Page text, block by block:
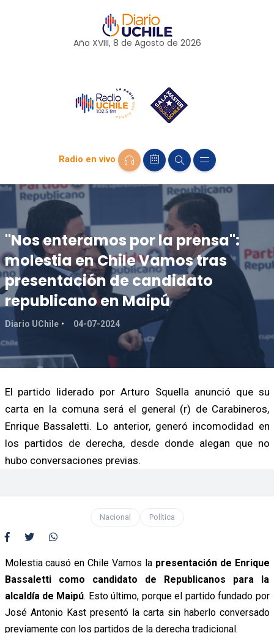
Año XVIII, 8 de Agosto de 2026
Radio en vivo
"Nos enteramos por la prensa":
molestia en Chile Vamos tras
presentación de candidato
republicano en Maipú
Diario UChile 04-07-2024
El partido liderado por Arturo Squella anunció que su
carta en la comuna será el general (r) de Carabineros,
Enrique Bassaletti. Lo anterior, generó incomodidad en
los partidos de derecha, desde donde alegan que no
hubo conversaciones previas.
Nacional Política
Molestia causó en Chile Vamos la presentación de Enrique
Bassaletti como candidato de Republicanos para la
alcaldía de Maipú. Esto último, porque el partido fundado por
José Antonio Kast presentó la carta sin haberlo conversado
previamente con los partidos de la derecha tradicional.